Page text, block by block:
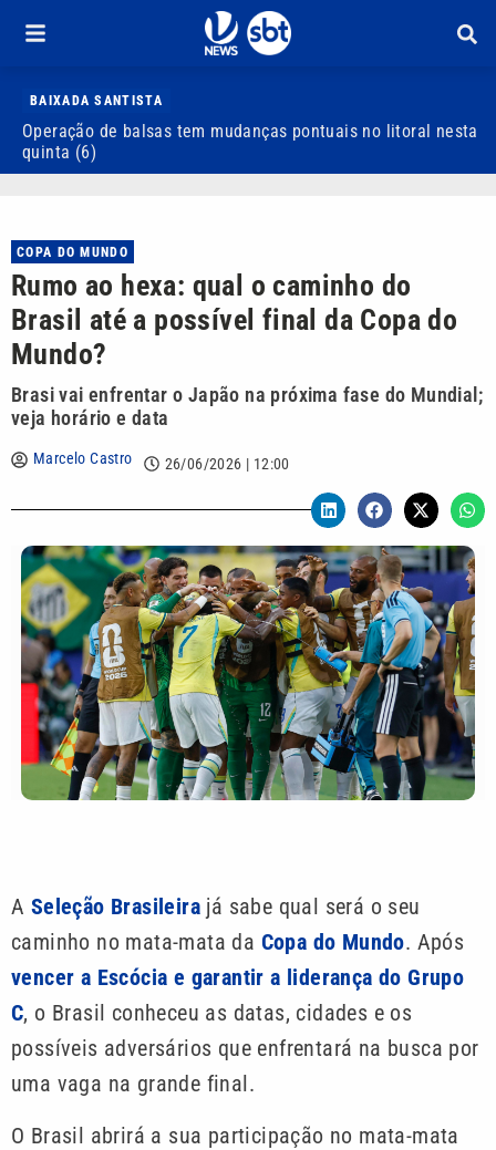
BAIXADA SANTISTA
Operação de balsas tem mudanças pontuais no litoral nesta
quinta (6)
COPA DO MUNDO
Rumo ao hexa: qual o caminho do
Brasil até a possível final da Copa do
Mundo?
Brasi vai enfrentar o Japão na próxima fase do Mundial;
veja horário e data
Marcelo Castro 26/06/2026 | 12:00
A Seleção Brasileira já sabe qual será o seu
caminho no mata-mata da Copa do Mundo. Após
vencer a Escócia e garantir a liderança do Grupo
C, o Brasil conheceu as datas, cidades e os
possíveis adversários que enfrentará na busca por
uma vaga na grande final.
O Brasil abrirá a sua participação no mata-mata